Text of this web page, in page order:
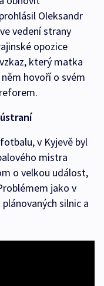
Oleksandr
vedení strany
opozice
který matka
hovoří o svém
v Kyjevě byl
mistra
o velkou událost,
jako v
silnic a